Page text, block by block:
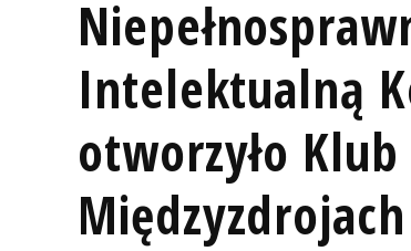
Intelektualną
otworzyło
Międzyzdrojach